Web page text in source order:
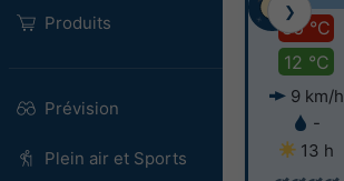
Produits
Prévision
Plein air et Sports
36 °C
12 °C
9 km/h
-
13 h
❯